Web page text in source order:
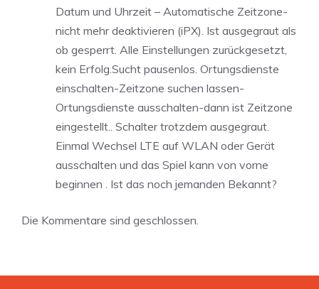
Datum und Uhrzeit – Automatische Zeitzone-
nicht mehr deaktivieren (iPX). Ist ausgegraut als
ob gesperrt. Alle Einstellungen zurückgesetzt,
kein Erfolg.Sucht pausenlos. Ortungsdienste
einschalten-Zeitzone suchen lassen-
Ortungsdienste ausschalten-dann ist Zeitzone
eingestellt.. Schalter trotzdem ausgegraut.
Einmal Wechsel LTE auf WLAN oder Gerät
ausschalten und das Spiel kann von vorne
beginnen . Ist das noch jemanden Bekannt?
Die Kommentare sind geschlossen.